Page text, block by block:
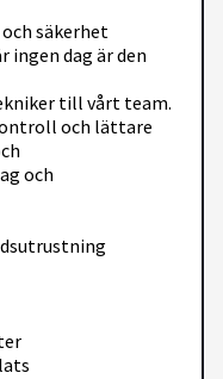
säkerhet
ingen dag är den
till vårt team.
och lättare
och